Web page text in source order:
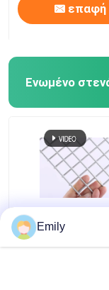
επαφή
Ενωμένο
0.5mm 1.0mm
ενωμένος στενά
Emily